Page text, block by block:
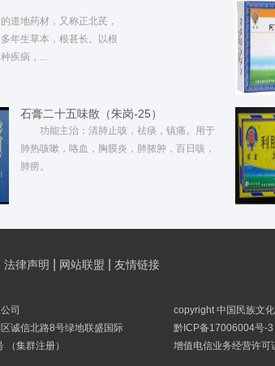
道地药材，又称正北芪，
年生草本，根甚长。以根
疾病，...
石膏二十五味散（朱岗-25）
功能主治：清肺止咳，祛痰，镇痛。用于
肺热咳嗽，咯血，胸膜炎，肺脓肿，百日咳，
肺痨。
法律声明 网站联盟 友情链接
司
诚信北路8号绿地联盛国际
集群注册）
copyright 中国民族文
黔ICP备17006004号-3
增值电信业务经营许